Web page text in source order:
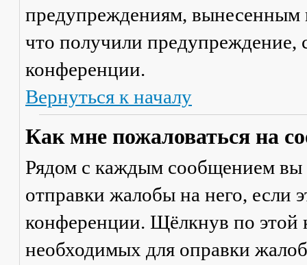
предупреждениям, вынесенным
что получили предупреждение,
конференции.
Вернуться к началу
Как мне пожаловаться на
Рядом с каждым сообщением вы
отправки жалобы на него, если
конференции. Щёлкнув по этой
необходимых для оправки